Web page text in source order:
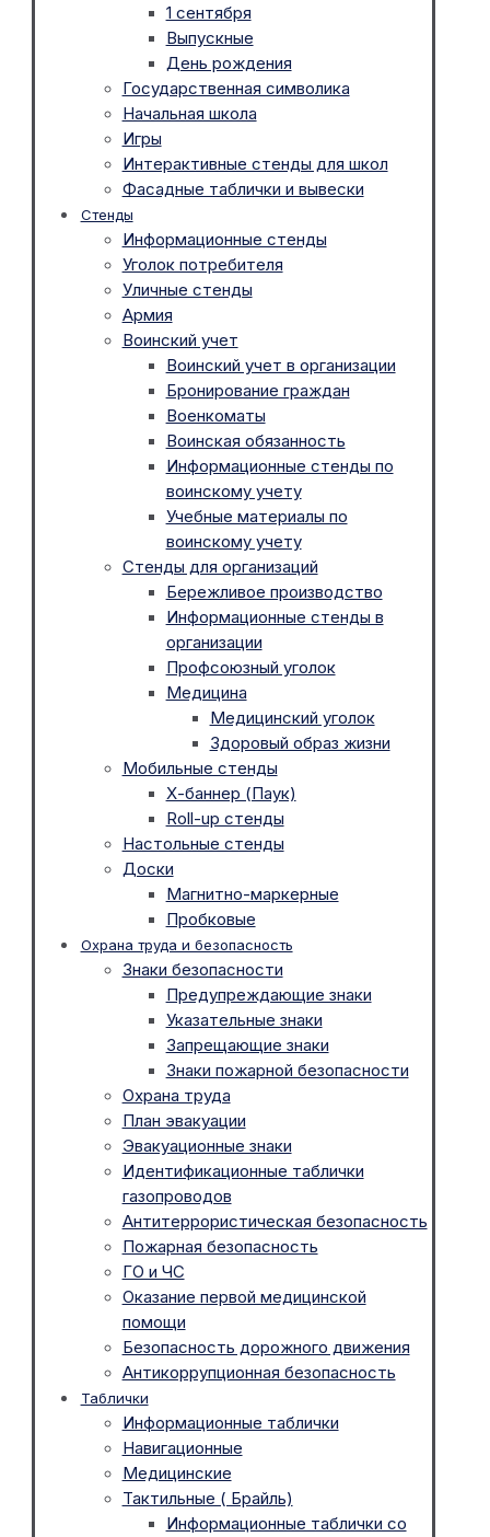
1 сентября
Выпускные
День рождения
Государственная символика
Начальная школа
Игры
Интерактивные стенды для школ
Фасадные таблички и вывески
Стенды
Информационные стенды
Уголок потребителя
Уличные стенды
Армия
Воинский учет
Воинский учет в организации
Бронирование граждан
Военкоматы
Воинская обязанность
Информационные стенды по
воинскому учету
Учебные материалы по
воинскому учету
Стенды для организаций
Бережливое производство
Информационные стенды в
организации
Профсоюзный уголок
Медицина
Медицинский уголок
Здоровый образ жизни
Мобильные стенды
Х-баннер (Паук)
Roll-up стенды
Настольные стенды
Доски
Магнитно-маркерные
Пробковые
Охрана труда и безопасность
Знаки безопасности
Предупреждающие знаки
Указательные знаки
Запрещающие знаки
Знаки пожарной безопасности
Охрана труда
План эвакуации
Эвакуационные знаки
Идентификационные таблички
газопроводов
Антитеррористическая безопасность
Пожарная безопасность
ГО и ЧС
Оказание первой медицинской
помощи
Безопасность дорожного движения
Антикоррупционная безопасность
Таблички
Информационные таблички
Навигационные
Медицинские
Тактильные ( Брайль)
Информационные таблички со